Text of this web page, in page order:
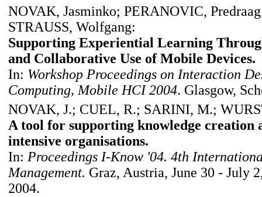
NOVAK, Jasminko; PERANOVIC,
STRAUSS, Wolfgang:
Supporting Experiential Learning
and Collaborative Use of Mobile Devices.
In: Workshop Proceedings on Interaction
Computing, Mobile HCI 2004. Glasgow,
NOVAK, J.; CUEL, R.; SARINI, M.;
A tool for supporting knowledge creation
intensive organisations.
In: Proceedings I-Know '04. 4th
Management. Graz, Austria, June 30 - July
2004.